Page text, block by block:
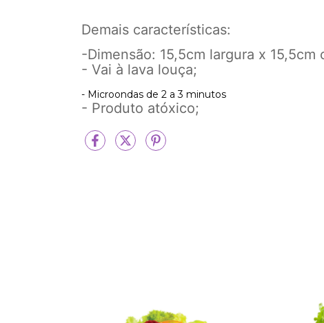
Demais características:
-Dimensão: 15,5cm largura x
- Vai à lava louça;
- Microondas de 2 a 3 minutos
- Produto atóxico;